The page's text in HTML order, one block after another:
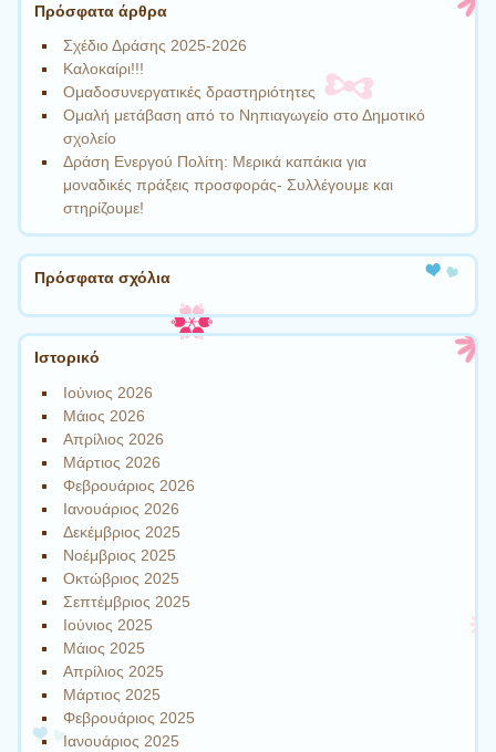
Πρόσφατα άρθρα
Σχέδιο Δράσης 2025-2026
Καλοκαίρι!!!
Ομαδοσυνεργατικές δραστηριότητες
Ομαλή μετάβαση από το Νηπιαγωγείο στο Δημοτικό
σχολείο
Δράση Ενεργού Πολίτη: Μερικά καπάκια για
μοναδικές πράξεις προσφοράς- Συλλέγουμε και
στηρίζουμε!
Πρόσφατα σχόλια
Ιστορικό
Ιούνιος 2026
Μάιος 2026
Απρίλιος 2026
Μάρτιος 2026
Φεβρουάριος 2026
Ιανουάριος 2026
Δεκέμβριος 2025
Νοέμβριος 2025
Οκτώβριος 2025
Σεπτέμβριος 2025
Ιούνιος 2025
Μάιος 2025
Απρίλιος 2025
Μάρτιος 2025
Φεβρουάριος 2025
Ιανουάριος 2025